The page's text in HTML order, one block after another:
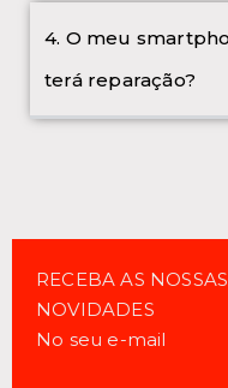
4. O meu
terá reparação?
RECEBA AS
NOVIDADES
No seu e-mail